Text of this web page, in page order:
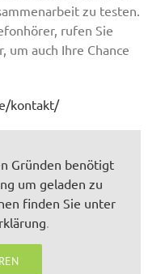
zu testen.
rufen Sie
um auch Ihre Chance
kontakt/
Gründen benötigt
um geladen zu
finden Sie unter
.